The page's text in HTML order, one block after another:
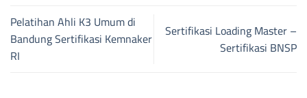
Pelatihan Ahli K3 Umum di
Bandung Sertifikasi Kemnaker
RI
Sertifikasi Loading Master –
Sertifikasi BNSP